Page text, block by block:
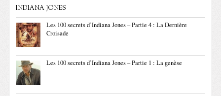
INDIANA JONES
Les 100 secrets d’Indiana Jones – Partie 4 : La Dernière
Croisade
Les 100 secrets d’Indiana Jones – Partie 1 : La genèse